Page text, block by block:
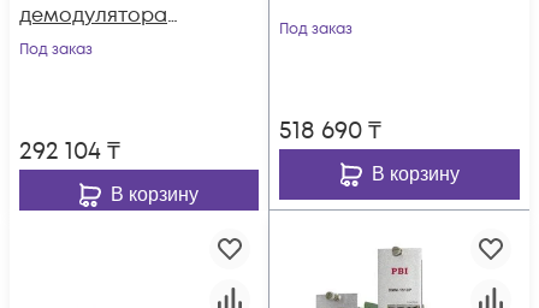
демодулятора
поддержка BISS и
Под заказ
292 104₸
В корзину
Под заказ
518 690₸
В корзину